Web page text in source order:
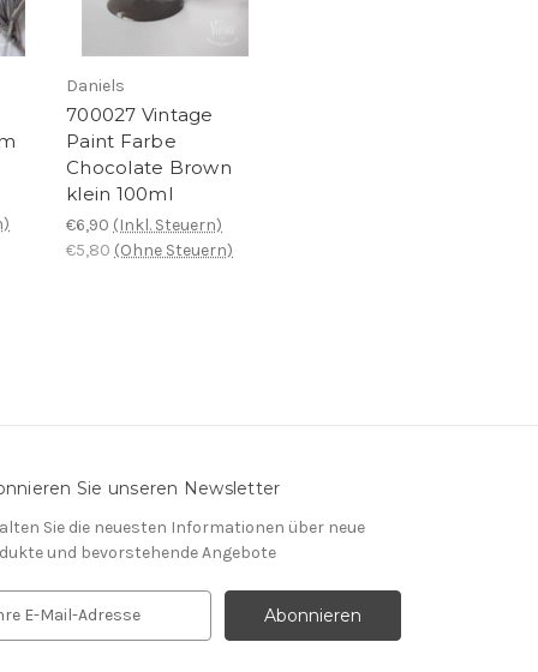
Daniels
700027 Vintage
Paint Farbe
Chocolate Brown
klein 100ml
€6,90 (Inkl. Steuern)
€5,80 (Ohne Steuern)
Sie unseren Newsletter
Sie die neuesten Informationen über neue
und bevorstehende Angebote